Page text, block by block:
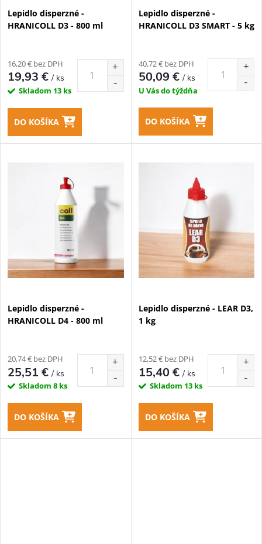
p
o
d
u
v
p
r
o
d
u
k
Lepidlo disperzné -
HRANICOLL D3 - 800 ml
16,20 € bez DPH
19,93 €/ ks
Skladom 13 ks
DO KOŠÍKA
Lepidlo disperzné -
HRANICOLL D3 SMART - 5 kg
40,72 € bez DPH
50,09 €/ ks
U Vás do týždňa
DO KOŠÍKA
Lepidlo disperzné -
HRANICOLL D4 - 800 ml
20,74 € bez DPH
25,51 €/ ks
Skladom 8 ks
DO KOŠÍKA
Lepidlo disperzné - LEAR D3,
1 kg
12,52 € bez DPH
15,40 €/ ks
Skladom 13 ks
DO KOŠÍKA